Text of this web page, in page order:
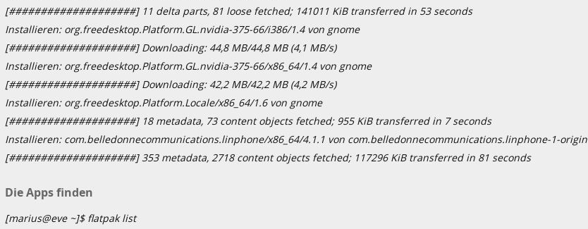
[####################] 11 delta parts, 81 loose fetched; 141011 KiB transferred in 53 seconds
Installieren: org.freedesktop.Platform.GL.nvidia-375-66/i386/1.4 von gnome
[####################] Downloading: 44,8 MB/44,8 MB (4,1 MB/s)
Installieren: org.freedesktop.Platform.GL.nvidia-375-66/x86_64/1.4 von gnome
[####################] Downloading: 42,2 MB/42,2 MB (4,2 MB/s)
Installieren: org.freedesktop.Platform.Locale/x86_64/1.6 von gnome
[####################] 18 metadata, 73 content objects fetched; 955 KiB transferred in 7 seconds
Installieren: com.belledonnecommunications.linphone/x86_64/4.1.1 von com.belledonnecommunications.linphone-1-origin
[####################] 353 metadata, 2718 content objects fetched; 117296 KiB transferred in 81 seconds
Die Apps finden
[marius@eve ~]$ flatpak list